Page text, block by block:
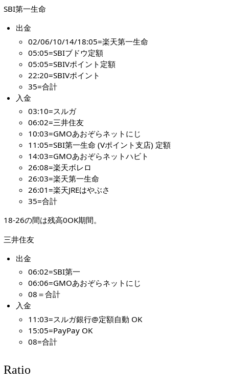
SBI第一生命
出金
02/06/10/14/18:05=楽天第一生命
05:05=SBIブドウ定額
05:05=SBIVポイント定額
22:20=SBIVポイント
35=合計
入金
03:10=スルガ
06:02=三井住友
10:03=GMOあおぞらネットにじ
11:05=SBI第一生命 (Vポイント支店) 定額
14:03=GMOあおぞらネットハビト
26:08=楽天ボレロ
26:03=楽天第一生命
26:01=楽天JREはやぶさ
35=合計
18-26の間は残高0OK期間。
三井住友
出金
06:02=SBI第一
06:06=GMOあおぞらネットにじ
08＝合計
入金
11:03=スルガ銀行@定額自動 OK
15:05=PayPay OK
08=合計
Ratio